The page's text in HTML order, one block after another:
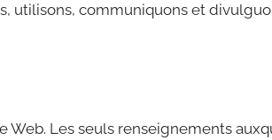
utilisons, communiquons et
Les seuls renseignements